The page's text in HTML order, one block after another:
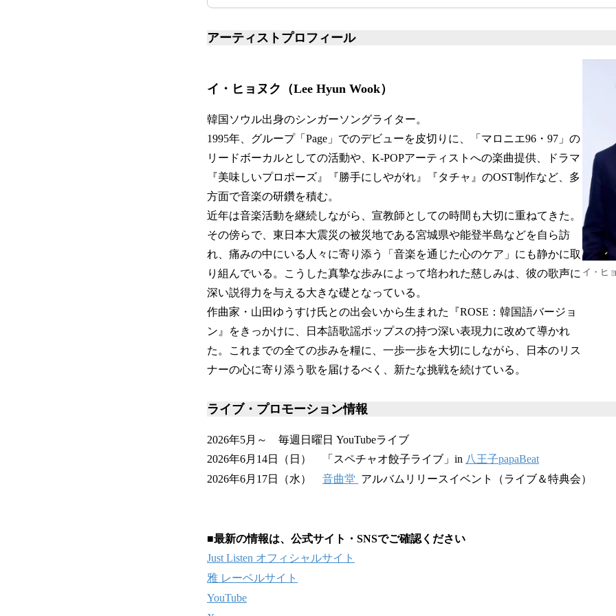
アーティストプロフィール
イ・ヒョヌク（Lee Hyun Wook）
韓国ソウル出身のシンガーソングライター。
1995年、グループ「Page」でのデビューを皮切りに、「マロニエ96・97」の
リードボーカルとしての活動や、K-POPアーティストへの楽曲提供、ドラマ
『美味しいプロポーズ』『勝手にしやがれ』『タチャ』のOST制作など、多
方面で音楽の研鑽を積む。
近年は音楽活動を継続しながら、宣教師としての時間も大切に重ねてきた。
その傍らで、東日本大震災の被災地である宮城県や能登半島などを自ら訪
れ、痛みの中にいる人々に寄り添う「音楽を通じた心のケア」にも静かに取
り組んでいる。こうした真摯な歩みによって培われた慈しみは、彼の歌声に
深い説得力を与える大きな礎となっている。
作曲家・山田ゆうすけ氏との出会いから生まれた『ROSE：韓国語バージョ
ン』をきっかけに、日本語歌謡ポップスの持つ深い表現力に改めて導かれ
た。これまでの全ての歩みを糧に、一歩一歩を大切にしながら、日本のリス
ナーの心に寄り添う歌を届けるべく、新たな挑戦を続けている。
イ・ヒ
ライブ・プロモーション情報
2026年5月～ 毎週日曜日 YouTubeライブ
2026年6月14日（日） 「スペチャオ餃子ライブ」in 八王子papaBeat
2026年6月17日（水） 音曲堂 アルバムリリースイベント（ライブ＆特典会）
■最新の情報は、公式サイト・SNSでご確認ください
Just Listen オフィシャルサイト
雅 レーベルサイト
YouTube